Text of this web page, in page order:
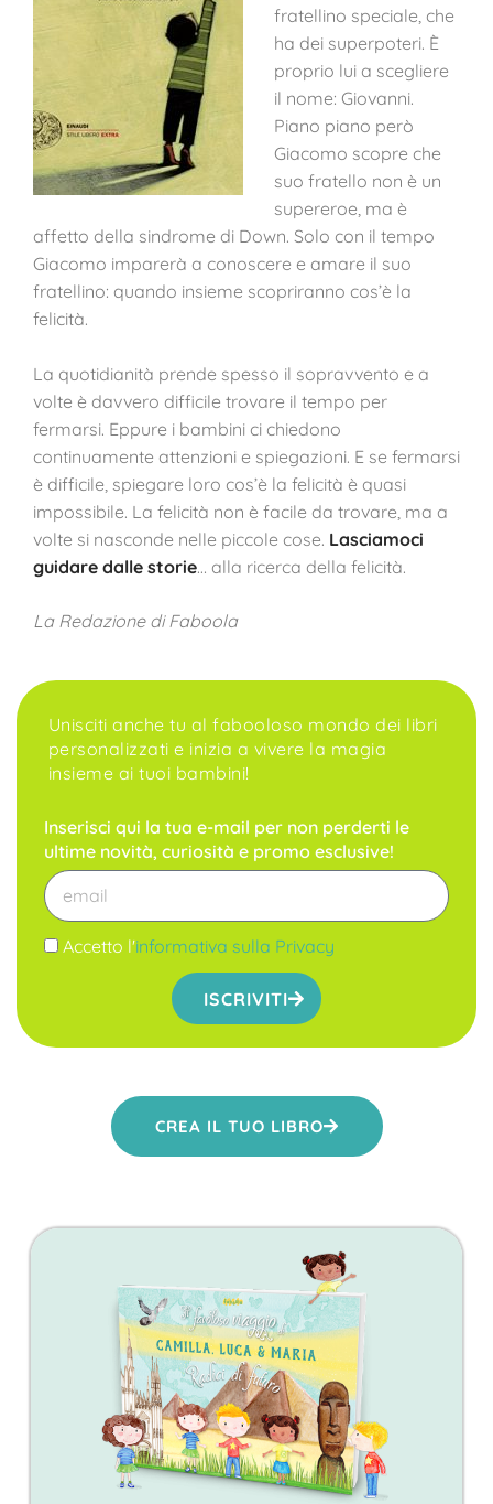
fratellino speciale, che
ha dei superpoteri. È
proprio lui a scegliere
il nome: Giovanni.
Piano piano però
Giacomo scopre che
suo fratello non è un
supereroe, ma è
affetto della sindrome di Down. Solo con il tempo
Giacomo imparerà a conoscere e amare il suo
fratellino: quando insieme scopriranno cos’è la
felicità.
La quotidianità prende spesso il sopravvento e a
volte è davvero difficile trovare il tempo per
fermarsi. Eppure i bambini ci chiedono
continuamente attenzioni e spiegazioni. E se fermarsi
è difficile, spiegare loro cos’è la felicità è quasi
impossibile. La felicità non è facile da trovare, ma a
volte si nasconde nelle piccole cose. Lasciamoci
guidare dalle storie… alla ricerca della felicità.
La Redazione di Faboola
Unisciti anche tu al fabooloso mondo dei libri
personalizzati e inizia a vivere la magia
insieme ai tuoi bambini!
Inserisci qui la tua e-mail per non perderti le
ultime novità, curiosità e promo esclusive!
Accetto l'informativa sulla Privacy
ISCRIVITI
CREA IL TUO LIBRO